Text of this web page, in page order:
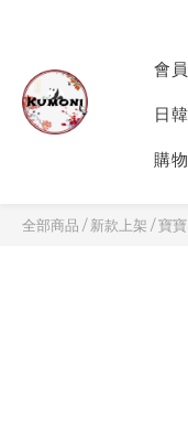
會
日
購
全部商品 /新款上架 /寶寶